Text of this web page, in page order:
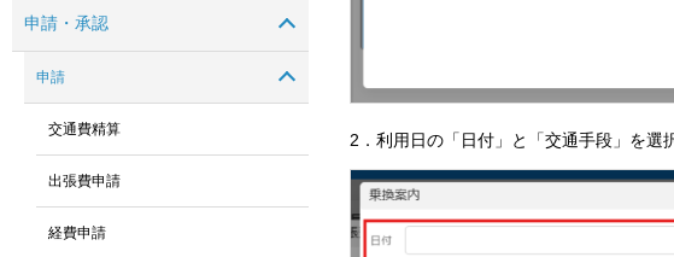
申請・承認
申請
交通費精算
出張費申請
経費申請
2．利用日の「日付」と「交通手段」を選